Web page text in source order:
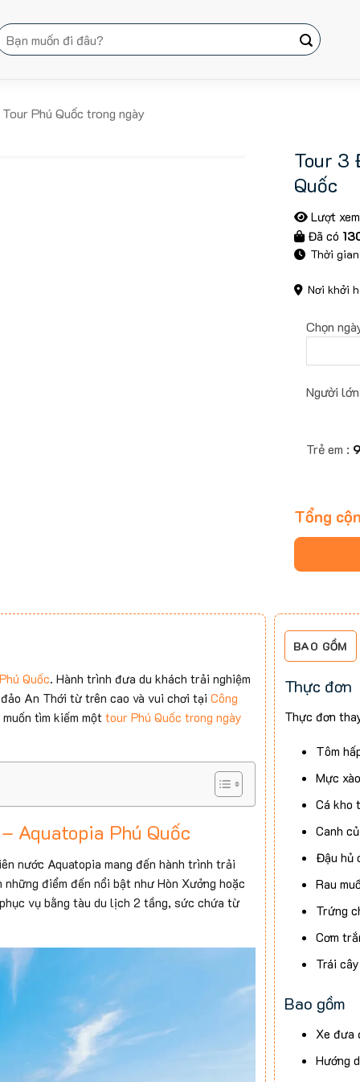
Tour Phú Quốc trong ngày
Tour 3
Quốc
Lượt
Đã có
Thời
Nơi khởi
Chọn
Người
Trẻ em :
Tổng
Quốc. Hành trình đưa du khách trải nghiệm
An Thới từ trên cao và vui chơi tại Công
tìm kiếm một tour Phú Quốc trong ngày
Aquatopia Phú Quốc
nước Aquatopia mang đến hành trình trải
điểm đến nổi bật như Hòn Xưởng hoặc
vụ bằng tàu du lịch 2 tầng, sức chứa từ
BAO GỒM
Thực đơn
Thực đơn
Tôm
Mực
Cá kho
Canh
Đậu hủ
Rau
Trứng
Cơm
Trái cây
Bao gồm
Xe đưa
Hướng